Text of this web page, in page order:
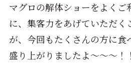
マグロの解体ショーをよくご
に、集客力をあげていただく
が、今回もたくさんの方に食
盛り上がりましたよ～～～！